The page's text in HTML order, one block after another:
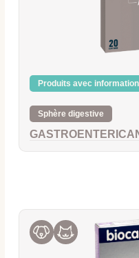
Produits avec
Sphère digestive